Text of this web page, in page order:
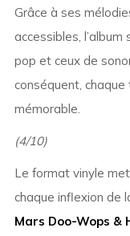
Grâce à ses
accessibles,
pop et ceux de
conséquent,
mémorable.
(4/10)
Le format vinyle
chaque inflexion de
Mars Doo-Wops &